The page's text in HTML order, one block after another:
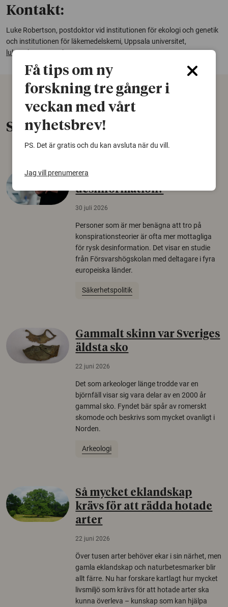
Kontakt:
Luke Robertson, postdoktor vid institutionen för ekologi och genetik
och institutionen för läkemedelskemi, Uppsala universitet,
luke.robertson@ebc.uu.se
Senaste nytt
Varför tror vissa på rysk
desinformation?
30 juli 2026
Personer som är mer benägna att tro på
konspirationsteorier är ofta mer mottagliga
för rysk desinformation. Det visar en studie
från Försvarshögskolan med deltagare i fyra
europeiska länder.
Säkerhetspolitik
Gammalt skinn var Sveriges
äldsta sko
22 juni 2026
Det som arkeologer länge trodde var en
björnfäll visar sig vara delar av en 2000 år
gammal sko. Fyndet bär spår av romerskt
skomode och beskrivs som mycket ovanligt i
Norden.
Arkeologi
Så mycket eklandskap
krävs för att rädda hotade
arter
22 juni 2026
Över tusen arter behöver ekar i sin närhet, men
gamla eklandskap och naturbetesmarker blir
allt färre. Nu har forskare kartlagt hur mycket
livsmiljö som krävs för att hotade arter ska
kunna överleva – kunskap som kan hjälpa
Få tips om ny
forskning tre gånger i
veckan med vårt
nyhetsbrev!
PS. Det är gratis och du kan avsluta när du vill.
Jag vill prenumerera